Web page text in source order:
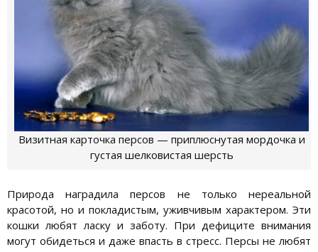
Визитная карточка персов — приплюснутая мордочка и
густая шелковистая шерсть
Природа наградила персов не только нереальной
красотой, но и покладистым, уживчивым характером. Эти
кошки любят ласку и заботу. При дефиците внимания
могут обидеться и даже впасть в стресс. Персы не любят